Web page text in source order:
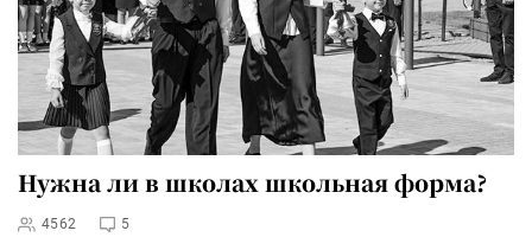
Нужна ли в школах школьная форма?
4562 5